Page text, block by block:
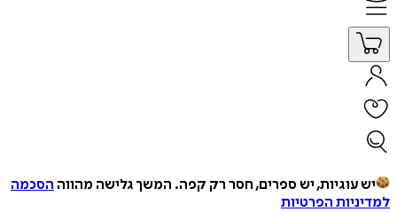
יש עוגיות, יש ספרים, חסר רק קפה. המשך גלישה מהווה הסכמה
למדיניות הפרטיות